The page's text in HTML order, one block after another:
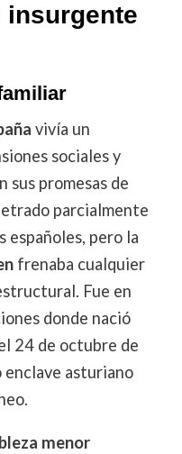
insurgente
vivía un
sociales y
sus promesas de
parcialmente
pero la
frenaba cualquier
Fue en
donde nació
24 de octubre de
enclave asturiano
menor